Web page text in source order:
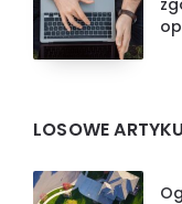
LOSOWE